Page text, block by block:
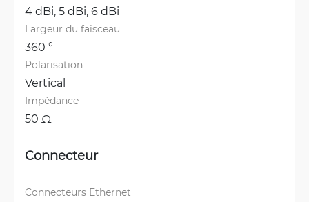
4 dBi, 5 dBi, 6 dBi
Largeur du faisceau
360 °
Polarisation
Vertical
Impédance
50 Ω
Connecteur
Connecteurs Ethernet